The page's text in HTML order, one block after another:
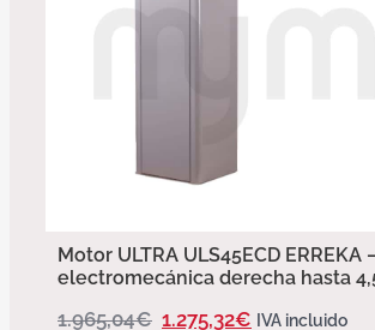
Motor ULTRA ULS45ECD ERREKA
electromecánica derecha hasta
1.965,04€ 1.275,32€ IVA incluido